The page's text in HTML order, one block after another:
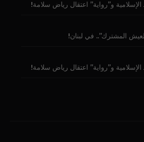
الإسلامية و”رواية” اعتقال رياض سلامة!
المشترك”.. في لبنان!
الإسلامية و”رواية” اعتقال رياض سلامة!